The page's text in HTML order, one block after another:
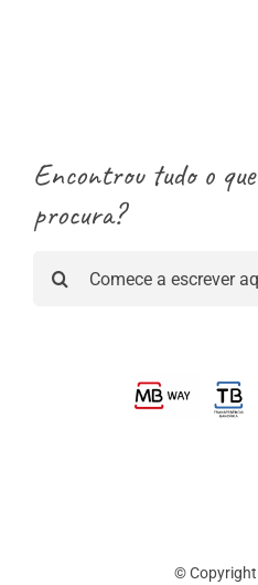
Encontrou tudo o que
procura?
© Copyright